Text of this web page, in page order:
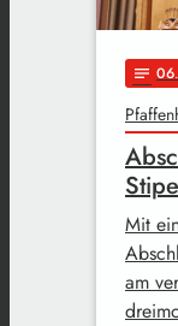
notes 06
Mit
am